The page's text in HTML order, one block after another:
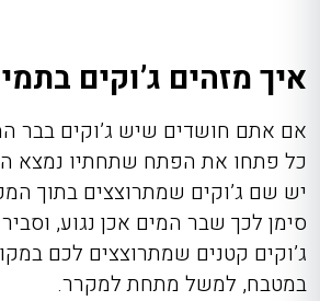
איך מזהים ג’וקים בתמי 4?
אם אתם חושדים שיש ג’וקים בבר
כל פתחו את הפתח שתחתיו נמצא
יש שם ג’וקים שמתרוצצים בתוך
סימן לכך שבר המים אכן נגוע,
ג’וקים קטנים שמתרוצצים לכם
במטבח, למשל מתחת למקרר.